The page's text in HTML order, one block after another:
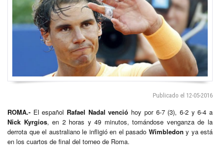
Publicado el 12-05-2016
ROMA.- El español Rafael Nadal venció hoy por 6-7 (3), 6-2 y 6-4 a
Nick Kyrgios, en 2 horas y 49 minutos, tomándose venganza de la
derrota que el australiano le infligió en el pasado Wimbledon y ya está
en los cuartos de final del torneo de Roma.